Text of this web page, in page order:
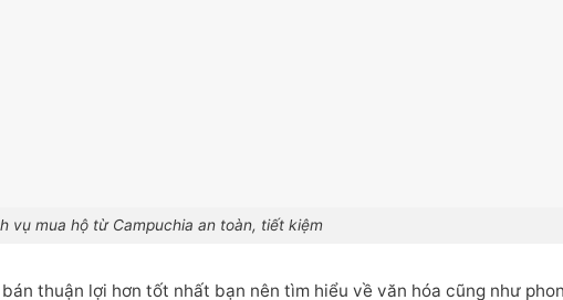
vụ mua hộ từ Campuchia an toàn, tiết kiệm
thuận lợi hơn tốt nhất bạn nên tìm hiểu về văn hóa cũng như